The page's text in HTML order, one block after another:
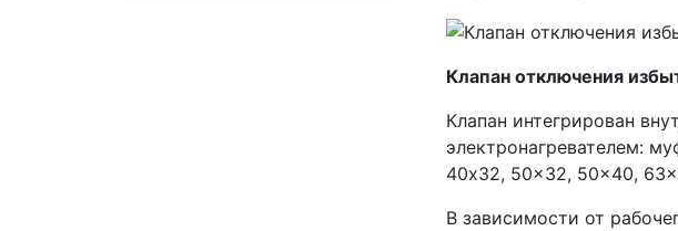
Клапан отключения
Клапан интегрирован
электронагревателем:
40x32, 50x32, 50x40,
В зависимости от